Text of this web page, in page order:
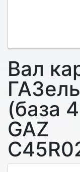
Вал
(база
GAZ